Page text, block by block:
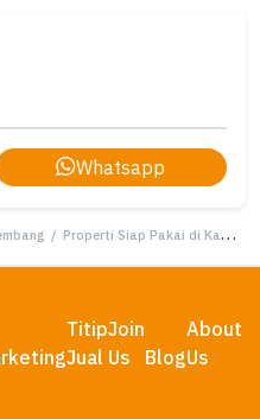
Whatsapp
/ Properti Siap Pakai di Kawasan Lembang, Bandung, LT 350m²
Titip
Jual
Join
Us
Blog
About
Us